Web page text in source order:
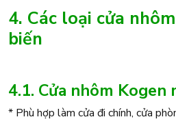
4. Các loại cửa
biến
4.1. Cửa nhôm Kogen
* Phù hợp làm cửa đi chính, cửa